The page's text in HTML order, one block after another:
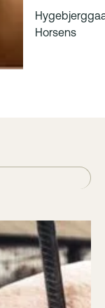
Horsens